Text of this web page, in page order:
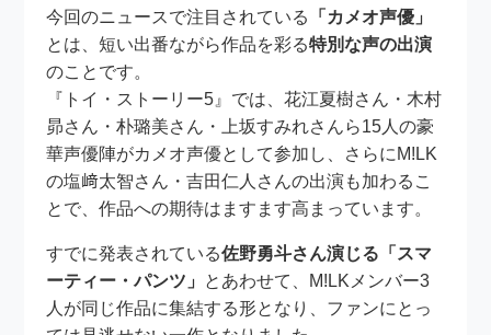
今回のニュースで注目されている
「カメオ声優」
とは、短い出番ながら作品を彩る特別な声の出演
のことです。
『トイ・ストーリー5』では、花江夏樹さん・木村
昴さん・朴璐美さん・上坂すみれさんら15人の豪
華声優陣がカメオ声優として参加し、さらにM!LK
の塩﨑太智さん・吉田仁人さんの出演も加わるこ
とで、作品への期待はますます高まっています。
すでに発表されている佐野勇斗さん演じる「スマ
ーティー・パンツ」 とあわせて、M!LKメンバー3
人が同じ作品に集結する形となり、ファンにとっ